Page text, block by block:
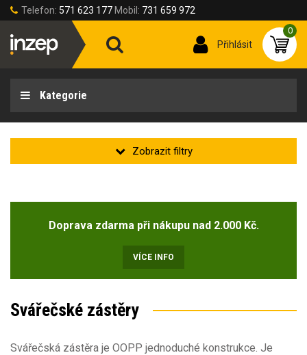
Telefon: 571 623 177 Mobil: 731 659 972
Přihlásit
0
Kategorie
Velikost oděvů
54-L(1)
Sezóna
Doprava zdarma při nákupu nad 2.000 Kč.
VÍCE INFO
Svářečské zástěry
Svářečská zástěra je OOPP jednoduché konstrukce. Je